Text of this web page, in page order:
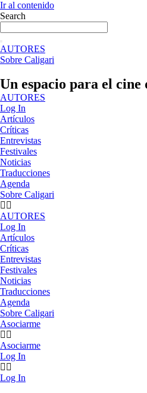
Ir al contenido
Search
AUTORES
Sobre Caligari
Un espacio para el cine
AUTORES
Log In
Artículos
Críticas
Entrevistas
Festivales
Noticias
Traducciones
Agenda
Sobre Caligari
AUTORES
Log In
Artículos
Críticas
Entrevistas
Festivales
Noticias
Traducciones
Agenda
Sobre Caligari
Asociarme
Asociarme
Log In
Log In